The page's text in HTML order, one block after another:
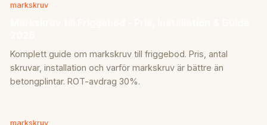
markskruv
Komplett guide om markskruv till friggebod. Pris, antal
skruvar, installation och varför markskruv är bättre än
betongplintar. ROT-avdrag 30%.
markskruv